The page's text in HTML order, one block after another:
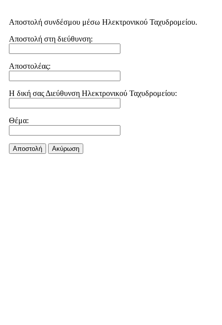
Αποστολή συνδέσμου μέσω Ηλεκτρονικού Ταχυδρομείου.
Αποστολή στη διεύθυνση:
Αποστολέας:
Η δική σας Διεύθυνση Ηλεκτρονικού Ταχυδρομείου:
Θέμα:
Αποστολή Aκύρωση